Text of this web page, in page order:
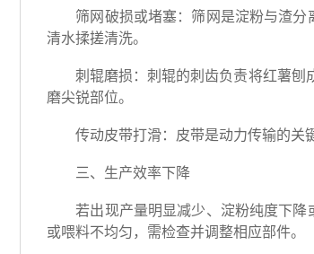
小型铲车
分粒机
筛网破损或堵塞：筛网是淀粉与渣分
清水揉搓清洗。
刺辊磨损：刺辊的刺齿负责将红薯刨成
磨尖锐部位。
传动皮带打滑：皮带是动力传输的关键
三、生产效率下降
若出现产量明显减少、淀粉纯度下降
或喂料不均匀，需检查并调整相应部件。